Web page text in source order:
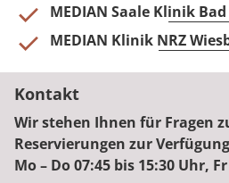
MEDIAN Saale Klinik
MEDIAN Klinik NRZ
Kontakt
Wir stehen Ihnen für Fragen
Reservierungen zur
Mo – Do 07:45 bis 15:30 Uhr,